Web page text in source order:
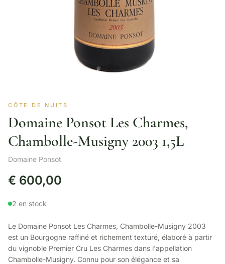
CÔTE DE NUITS
Domaine Ponsot Les Charmes,
Chambolle-Musigny 2003 1,5L
Domaine Ponsot
€ 600,00
2 en stock
Le Domaine Ponsot Les Charmes, Chambolle-Musigny 2003
est un Bourgogne raffiné et richement texturé, élaboré à partir
du vignoble Premier Cru Les Charmes dans l'appellation
Chambolle-Musigny. Connu pour son élégance et sa